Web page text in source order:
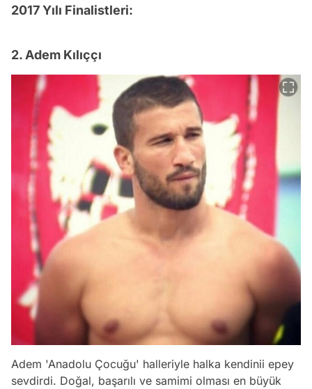
2017 Yılı Finalistleri:
2. Adem Kılıççı
Adem 'Anadolu Çocuğu' halleriyle halka kendinii epey
sevdirdi. Doğal, başarılı ve samimi olması en büyük